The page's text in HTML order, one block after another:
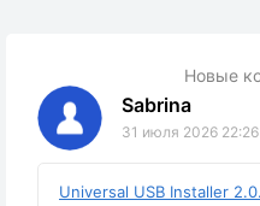
Новые
Sabrina
31 июля 2026 22:26
Universal USB Installer